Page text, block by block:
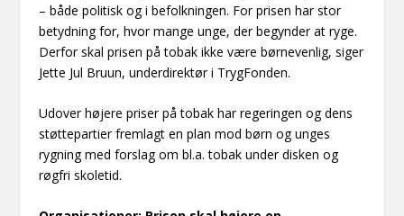
– både politisk og i befolkningen. For prisen har stor
betydning for, hvor mange unge, der begynder at ryge.
Derfor skal prisen på tobak ikke være børnevenlig, siger
Jette Jul Bruun, underdirektør i TrygFonden.
Udover højere priser på tobak har regeringen og dens
støttepartier fremlagt en plan mod børn og unges
rygning med forslag om bl.a. tobak under disken og
røgfri skoletid.